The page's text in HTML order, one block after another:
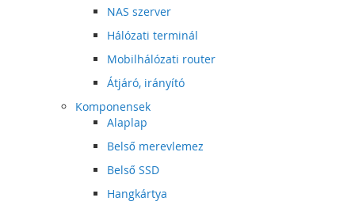
NAS szerver
Hálózati terminál
Mobilhálózati router
Átjáró, irányító
Komponensek
Alaplap
Belső merevlemez
Belső SSD
Hangkártya